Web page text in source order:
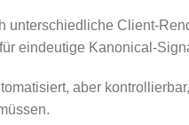
Client-
eindeutige Kanonical-
aber